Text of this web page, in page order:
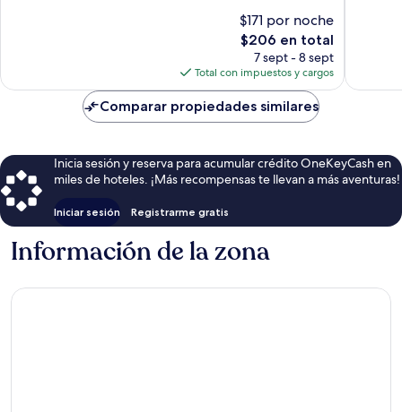
$171 por noche
El
precio
actual
es
de
$206
$206 en total
7 sept - 8 sept
Total con impuestos y cargos
Comparar propiedades similares
Inicia sesión y reserva para acumular crédito OneKeyCash en
miles de hoteles. ¡Más recompensas te llevan a más aventuras!
Iniciar sesión Registrarme gratis
Información de la zona